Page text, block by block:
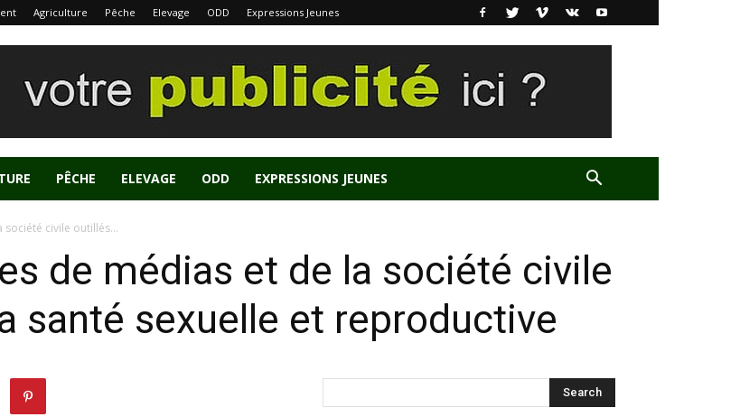
Agriculture Pêche Elevage ODD Expressions Jeunes
PÊCHE ELEVAGE ODD EXPRESSIONS JEUNES
société civile outillés...
de médias et de la société civile
santé sexuelle et reproductive